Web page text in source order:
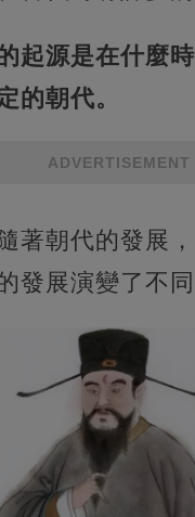
起源是在什麼
的朝代。
ADVERTISEMENT
著朝代的發展
發展演變了不同